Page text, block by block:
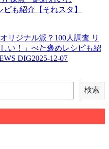
リジナル派？100人調査 リ
い！」べた褒めレシピも紹
DIG2025-12-07
検索